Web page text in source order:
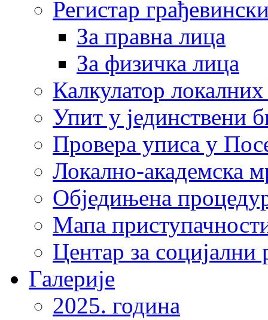
Регистар
За правна лица
За физичка лица
Калкулатор
Упит у јединствени
Провера уписа у
Локално-академска
Обједињена
Мапа
Центар за
Галерије
2025. година